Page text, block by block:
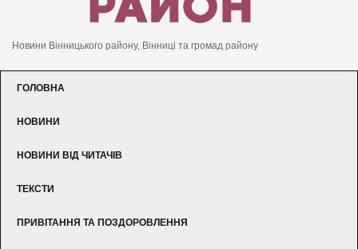
Новини Вінницького району, Вінниці та громад району
ГОЛОВНА
НОВИНИ
НОВИНИ ВІД ЧИТАЧІВ
ТЕКСТИ
ПРИВІТАННЯ ТА ПОЗДОРОВЛЕННЯ